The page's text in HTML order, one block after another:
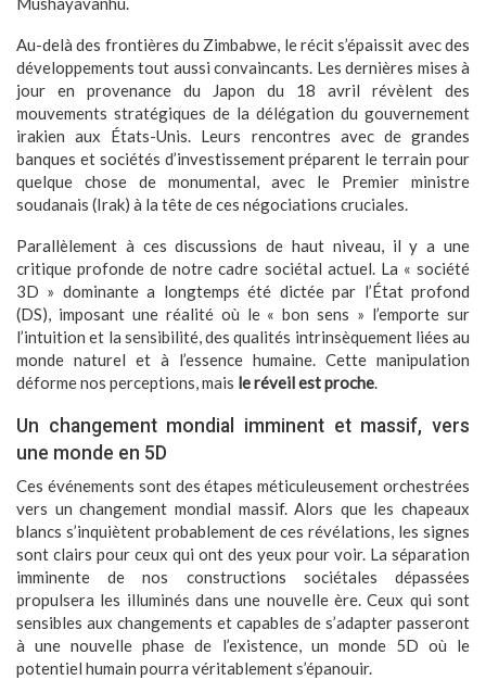
Au-delà des frontières du Zimbabwe, le récit s’épaissit avec des
développements tout aussi convaincants. Les dernières mises à
jour en provenance du Japon du 18 avril révèlent des
mouvements stratégiques de la délégation du gouvernement
irakien aux États-Unis. Leurs rencontres avec de grandes
banques et sociétés d’investissement préparent le terrain pour
quelque chose de monumental, avec le Premier ministre
soudanais (Irak) à la tête de ces négociations cruciales.
Parallèlement à ces discussions de haut niveau, il y a une
critique profonde de notre cadre sociétal actuel. La « société
3D » dominante a longtemps été dictée par l’État profond
(DS), imposant une réalité où le « bon sens » l’emporte sur
l’intuition et la sensibilité, des qualités intrinsèquement liées au
monde naturel et à l’essence humaine. Cette manipulation
déforme nos perceptions, mais le réveil est proche.
Un changement mondial imminent et massif, vers
une monde en 5D
Ces événements sont des étapes méticuleusement orchestrées
vers un changement mondial massif. Alors que les chapeaux
blancs s’inquiètent probablement de ces révélations, les signes
sont clairs pour ceux qui ont des yeux pour voir. La séparation
imminente de nos constructions sociétales dépassées
propulsera les illuminés dans une nouvelle ère. Ceux qui sont
sensibles aux changements et capables de s’adapter passeront
à une nouvelle phase de l’existence, un monde 5D où le
potentiel humain pourra véritablement s’épanouir.